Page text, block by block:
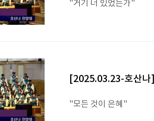
"거기 너 있었는가"
[2025.03.23-호산나]
"모든 것이 은혜"